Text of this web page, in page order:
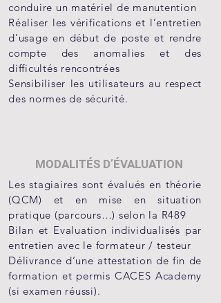
conduire un matériel de manutention
Réaliser les vérifications et l’entretien
d’usage en début de poste et rendre
compte des anomalies et des
difficultés rencontrées
Sensibiliser les utilisateurs au respect
des normes de sécurité.
MODALITÉS D’ÉVALUATION
Les stagiaires sont évalués en théorie
(QCM) et en mise en situation
pratique (parcours…) selon la R489
Bilan et Evaluation individualisés par
entretien avec le formateur / testeur
Délivrance d’une attestation de fin de
formation et permis CACES Academy
(si examen réussi).